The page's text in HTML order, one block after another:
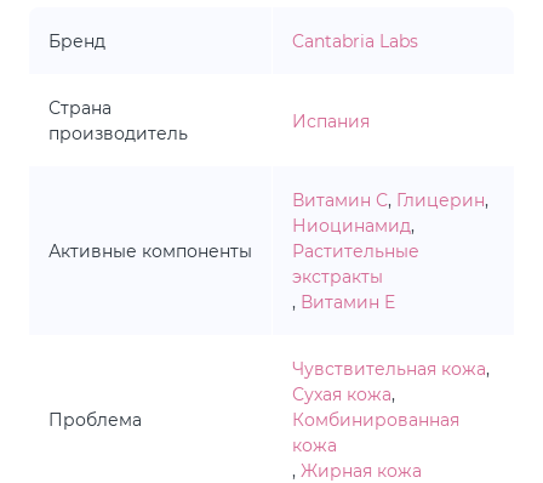
Бренд Cantabria Labs
Страна
производитель
Испания
Активные компоненты
Витамин С, Глицерин,
Ниоцинамид,
Растительные
экстракты
, Витамин E
Проблема
Чувствительная кожа,
Сухая кожа,
Комбинированная
кожа
, Жирная кожа